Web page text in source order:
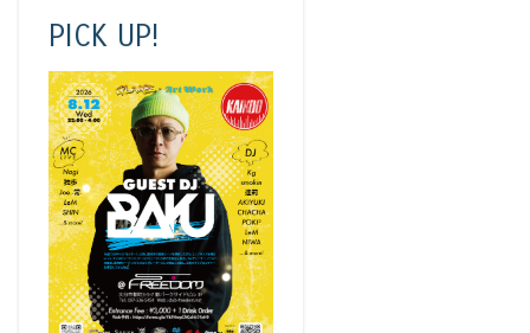
PICK UP!